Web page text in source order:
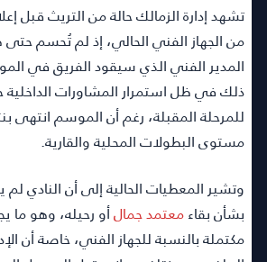
تشهد إدارة الزمالك حالة من التريث قبل
من الجهاز الفني الحالي، إذ لم تُحسم حتى
المدير الفني الذي سيقود الفريق في
ذلك في ظل استمرار المشاورات
للمرحلة المقبلة، رغم أن الموسم انتهى
مستوى البطولات المحلية والقارية.
وتشير المعطيات الحالية إلى أن النادي لم
بشأن بقاءمعتمد جمالأو رحيله، وهو ما
مكتملة بالنسبة للجهاز الفني، خاصة أن